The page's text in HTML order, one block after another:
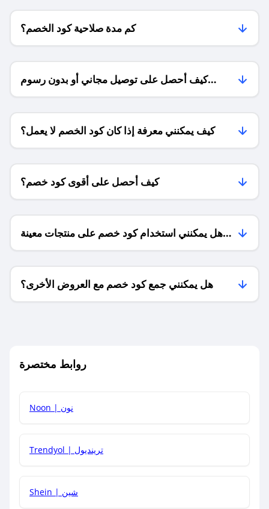
كم مدة صلاحية كود الخصم؟
كيف أحصل على توصيل مجاني أو بدون رسوم
الشحن ؟
كيف يمكنني معرفة إذا كان كود الخصم لا يعمل؟
كيف أحصل على أقوى كود خصم؟
هل يمكنني استخدام كود خصم على منتجات معينة
فقط؟
هل يمكنني جمع كود خصم مع العروض الأخرى؟
كم مدة صلاحية كود الخصم؟
روابط مختصرة
Noon | نون
Trendyol | ترينديول
Shein | شين